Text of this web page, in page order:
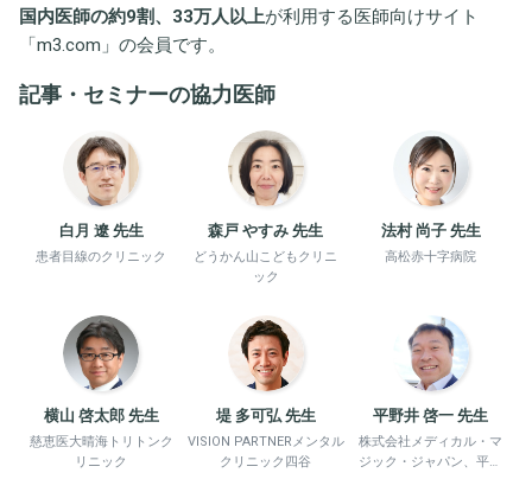
国内医師の約9割、33万人以上が利用する医師向けサイト
「m3.com 」の会員です。
記事・セミナーの協力医師
白月 遼 先生
患者目線のクリニック
森戸 やすみ 先生
どうかん山こどもクリニ
ック
法村 尚子 先生
高松赤十字病院
横山 啓太郎 先生
慈恵医大晴海トリトンク
リニック
堤 多可弘 先生
VISION PARTNERメンタル
クリニック四谷
平野井 啓一 先生
株式会社メディカル・マ
ジック・ジャパン、平野